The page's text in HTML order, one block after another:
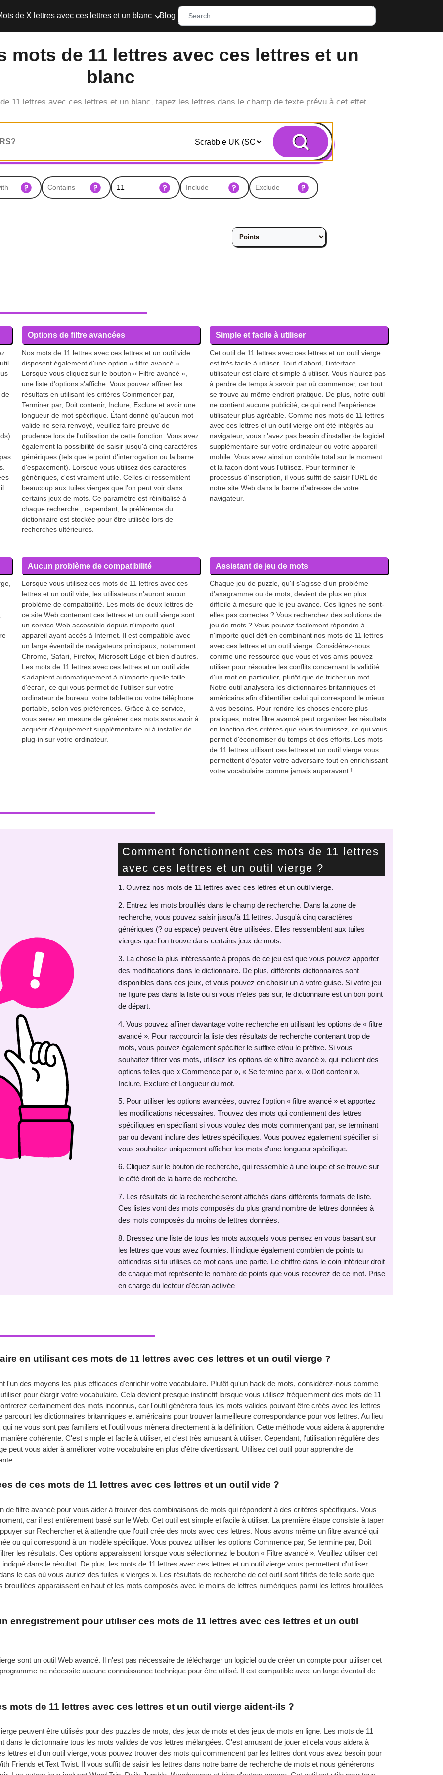
de X lettres avec ces lettres et un blanc Blog
mots de 11 lettres avec ces lettres et un
blanc
11 lettres avec ces lettres et un blanc, tapez les lettres dans le champ de texte prévu à cet effet.
Search
de
Options de filtre avancées
Nos mots de 11 lettres avec ces lettres et un outil vide
disposent également d'une option « filtre avancé ».
Lorsque vous cliquez sur le bouton « Filtre avancé »,
une liste d'options s'affiche. Vous pouvez affiner les
résultats en utilisant les critères Commencer par,
Terminer par, Doit contenir, Inclure, Exclure et avoir une
longueur de mot spécifique. Étant donné qu'aucun mot
valide ne sera renvoyé, veuillez faire preuve de
prudence lors de l'utilisation de cette fonction. Vous avez
également la possibilité de saisir jusqu'à cinq caractères
génériques (tels que le point d'interrogation ou la barre
d'espacement). Lorsque vous utilisez des caractères
génériques, c'est vraiment utile. Celles-ci ressemblent
beaucoup aux tuiles vierges que l'on peut voir dans
certains jeux de mots. Ce paramètre est réinitialisé à
chaque recherche ; cependant, la préférence du
dictionnaire est stockée pour être utilisée lors de
recherches ultérieures.
Simple et facile à utiliser
Cet outil de 11 lettres avec ces lettres et un outil vierge
est très facile à utiliser. Tout d'abord, l'interface
utilisateur est claire et simple à utiliser. Vous n'aurez pas
à perdre de temps à savoir par où commencer, car tout
se trouve au même endroit pratique. De plus, notre outil
ne contient aucune publicité, ce qui rend l'expérience
utilisateur plus agréable. Comme nos mots de 11 lettres
avec ces lettres et un outil vierge ont été intégrés au
navigateur, vous n'avez pas besoin d'installer de logiciel
supplémentaire sur votre ordinateur ou votre appareil
mobile. Vous avez ainsi un contrôle total sur le moment
et la façon dont vous l'utilisez. Pour terminer le
processus d'inscription, il vous suffit de saisir l'URL de
notre site Web dans la barre d'adresse de votre
navigateur.
Aucun problème de compatibilité
Lorsque vous utilisez ces mots de 11 lettres avec ces
lettres et un outil vide, les utilisateurs n'auront aucun
problème de compatibilité. Les mots de deux lettres de
ce site Web contenant ces lettres et un outil vierge sont
un service Web accessible depuis n'importe quel
appareil ayant accès à Internet. Il est compatible avec
un large éventail de navigateurs principaux, notamment
Chrome, Safari, Firefox, Microsoft Edge et bien d'autres.
Les mots de 11 lettres avec ces lettres et un outil vide
s'adaptent automatiquement à n'importe quelle taille
d'écran, ce qui vous permet de l'utiliser sur votre
ordinateur de bureau, votre tablette ou votre téléphone
portable, selon vos préférences. Grâce à ce service,
vous serez en mesure de générer des mots sans avoir à
acquérir d'équipement supplémentaire ni à installer de
plug-in sur votre ordinateur.
Assistant de jeu de mots
Chaque jeu de puzzle, qu'il s'agisse d'un problème
d'anagramme ou de mots, devient de plus en plus
difficile à mesure que le jeu avance. Ces lignes ne sont-
elles pas correctes ? Vous recherchez des solutions de
jeu de mots ? Vous pouvez facilement répondre à
n'importe quel défi en combinant nos mots de 11 lettres
avec ces lettres et un outil vierge. Considérez-nous
comme une ressource que vous et vos amis pouvez
utiliser pour résoudre les conflits concernant la validité
d'un mot en particulier, plutôt que de tricher un mot.
Notre outil analysera les dictionnaires britanniques et
américains afin d'identifier celui qui correspond le mieux
à vos besoins. Pour rendre les choses encore plus
pratiques, notre filtre avancé peut organiser les résultats
en fonction des critères que vous fournissez, ce qui vous
permet d'économiser du temps et des efforts. Les mots
de 11 lettres utilisant ces lettres et un outil vierge vous
permettent d'épater votre adversaire tout en enrichissant
votre vocabulaire comme jamais auparavant !
Comment fonctionnent ces mots de 11 lettres
avec ces lettres et un outil vierge ?
1. Ouvrez nos mots de 11 lettres avec ces lettres et un outil vierge.
2. Entrez les mots brouillés dans le champ de recherche. Dans la zone de
recherche, vous pouvez saisir jusqu'à 11 lettres. Jusqu'à cinq caractères
génériques (? ou espace) peuvent être utilisées. Elles ressemblent aux tuiles
vierges que l'on trouve dans certains jeux de mots.
3. La chose la plus intéressante à propos de ce jeu est que vous pouvez apporter
des modifications dans le dictionnaire. De plus, différents dictionnaires sont
disponibles dans ces jeux, et vous pouvez en choisir un à votre guise. Si votre jeu
ne figure pas dans la liste ou si vous n'êtes pas sûr, le dictionnaire est un bon point
de départ.
4. Vous pouvez affiner davantage votre recherche en utilisant les options de « filtre
avancé ». Pour raccourcir la liste des résultats de recherche contenant trop de
mots, vous pouvez également spécifier le suffixe et/ou le préfixe. Si vous
souhaitez filtrer vos mots, utilisez les options de « filtre avancé », qui incluent des
options telles que « Commence par », « Se termine par », « Doit contenir »,
Inclure, Exclure et Longueur du mot.
5. Pour utiliser les options avancées, ouvrez l'option « filtre avancé » et apportez
les modifications nécessaires. Trouvez des mots qui contiennent des lettres
spécifiques en spécifiant si vous voulez des mots commençant par, se terminant
par ou devant inclure des lettres spécifiques. Vous pouvez également spécifier si
vous souhaitez uniquement afficher les mots d'une longueur spécifique.
6. Cliquez sur le bouton de recherche, qui ressemble à une loupe et se trouve sur
le côté droit de la barre de recherche.
7. Les résultats de la recherche seront affichés dans différents formats de liste.
Ces listes vont des mots composés du plus grand nombre de lettres données à
des mots composés du moins de lettres données.
8. Dressez une liste de tous les mots auxquels vous pensez en vous basant sur
les lettres que vous avez fournies. Il indique également combien de points tu
obtiendras si tu utilises ce mot dans une partie. Le chiffre dans le coin inférieur droit
de chaque mot représente le nombre de points que vous recevrez de ce mot. Prise
en charge du lecteur d'écran activée
en utilisant ces mots de 11 lettres avec ces lettres et un outil vierge ?
l'un des moyens les plus efficaces d'enrichir votre vocabulaire. Plutôt qu'un hack de mots, considérez-nous comme
pour élargir votre vocabulaire. Cela devient presque instinctif lorsque vous utilisez fréquemment des mots de 11
certainement des mots inconnus, car l'outil générera tous les mots valides pouvant être créés avec les lettres
les dictionnaires britanniques et américains pour trouver la meilleure correspondance pour vos lettres. Au lieu
ne vous sont pas familiers et l'outil vous mènera directement à la définition. Cette méthode vous aidera à apprendre
cohérente. C'est simple et facile à utiliser, et c'est très amusant à utiliser. Cependant, l'utilisation régulière des
peut vous aider à améliorer votre vocabulaire en plus d'être divertissant. Utilisez cet outil pour apprendre de
de ces mots de 11 lettres avec ces lettres et un outil vide ?
de filtre avancé pour vous aider à trouver des combinaisons de mots qui répondent à des critères spécifiques. Vous
car il est entièrement basé sur le Web. Cet outil est simple et facile à utiliser. La première étape consiste à taper
sur Rechercher et à attendre que l'outil crée des mots avec ces lettres. Nous avons même un filtre avancé qui
ou qui correspond à un modèle spécifique. Vous pouvez utiliser les options Commence par, Se termine par, Doit
les résultats. Ces options apparaissent lorsque vous sélectionnez le bouton « Filtre avancé ». Veuillez utiliser cet
dans le résultat. De plus, les mots de 11 lettres avec ces lettres et un outil vierge vous permettent d'utiliser
le cas où vous auriez des tuiles « vierges ». Les résultats de recherche de cet outil sont filtrés de telle sorte que
apparaissent en haut et les mots composés avec le moins de lettres numériques parmi les lettres brouillées
enregistrement pour utiliser ces mots de 11 lettres avec ces lettres et un outil
sont un outil Web avancé. Il n'est pas nécessaire de télécharger un logiciel ou de créer un compte pour utiliser cet
ne nécessite aucune connaissance technique pour être utilisé. Il est compatible avec un large éventail de
mots de 11 lettres avec ces lettres et un outil vierge aident-ils ?
peuvent être utilisés pour des puzzles de mots, des jeux de mots et des jeux de mots en ligne. Les mots de 11
dans le dictionnaire tous les mots valides de vos lettres mélangées. C'est amusant de jouer et cela vous aidera à
lettres et d'un outil vierge, vous pouvez trouver des mots qui commencent par les lettres dont vous avez besoin pour
Friends et Text Twist. Il vous suffit de saisir les lettres dans notre barre de recherche de mots et nous générerons